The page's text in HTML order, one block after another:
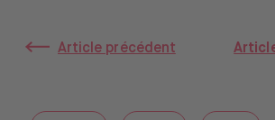
Article précédent